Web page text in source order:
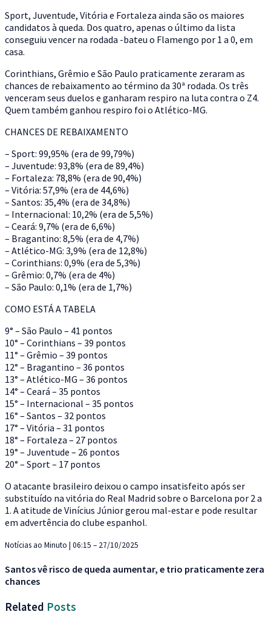
Sport, Juventude, Vitória e Fortaleza ainda são os maiores
candidatos à queda. Dos quatro, apenas o último da lista
conseguiu vencer na rodada -bateu o Flamengo por 1 a 0, em
casa.
Corinthians, Grêmio e São Paulo praticamente zeraram as
chances de rebaixamento ao término da 30ª rodada. Os três
venceram seus duelos e ganharam respiro na luta contra o Z4.
Quem também ganhou respiro foi o Atlético-MG.
CHANCES DE REBAIXAMENTO
– Sport: 99,95% (era de 99,79%)
– Juventude: 93,8% (era de 89,4%)
– Fortaleza: 78,8% (era de 90,4%)
– Vitória: 57,9% (era de 44,6%)
– Santos: 35,4% (era de 34,8%)
– Internacional: 10,2% (era de 5,5%)
– Ceará: 9,7% (era de 6,6%)
– Bragantino: 8,5% (era de 4,7%)
– Atlético-MG: 3,9% (era de 12,8%)
– Corinthians: 0,9% (era de 5,3%)
– Grêmio: 0,7% (era de 4%)
– São Paulo: 0,1% (era de 1,7%)
COMO ESTÁ A TABELA
9° – São Paulo – 41 pontos
10° – Corinthians – 39 pontos
11° – Grêmio – 39 pontos
12° – Bragantino – 36 pontos
13° – Atlético-MG – 36 pontos
14° – Ceará – 35 pontos
15° – Internacional – 35 pontos
16° – Santos – 32 pontos
17° – Vitória – 31 pontos
18° – Fortaleza – 27 pontos
19° – Juventude – 26 pontos
20° – Sport – 17 pontos
O atacante brasileiro deixou o campo insatisfeito após ser
substituído na vitória do Real Madrid sobre o Barcelona por 2 a
1. A atitude de Vinícius Júnior gerou mal-estar e pode resultar
em advertência do clube espanhol.
Notícias ao Minuto | 06:15 – 27/10/2025
Santos vê risco de queda aumentar, e trio praticamente zera
chances
Related Posts